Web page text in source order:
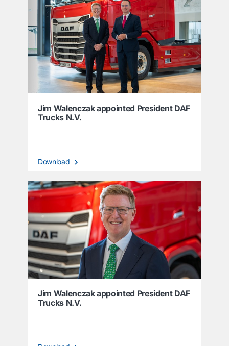
Jim Walenczak appointed President DAF
Trucks N.V.
Download
Jim Walenczak appointed President DAF
Trucks N.V.